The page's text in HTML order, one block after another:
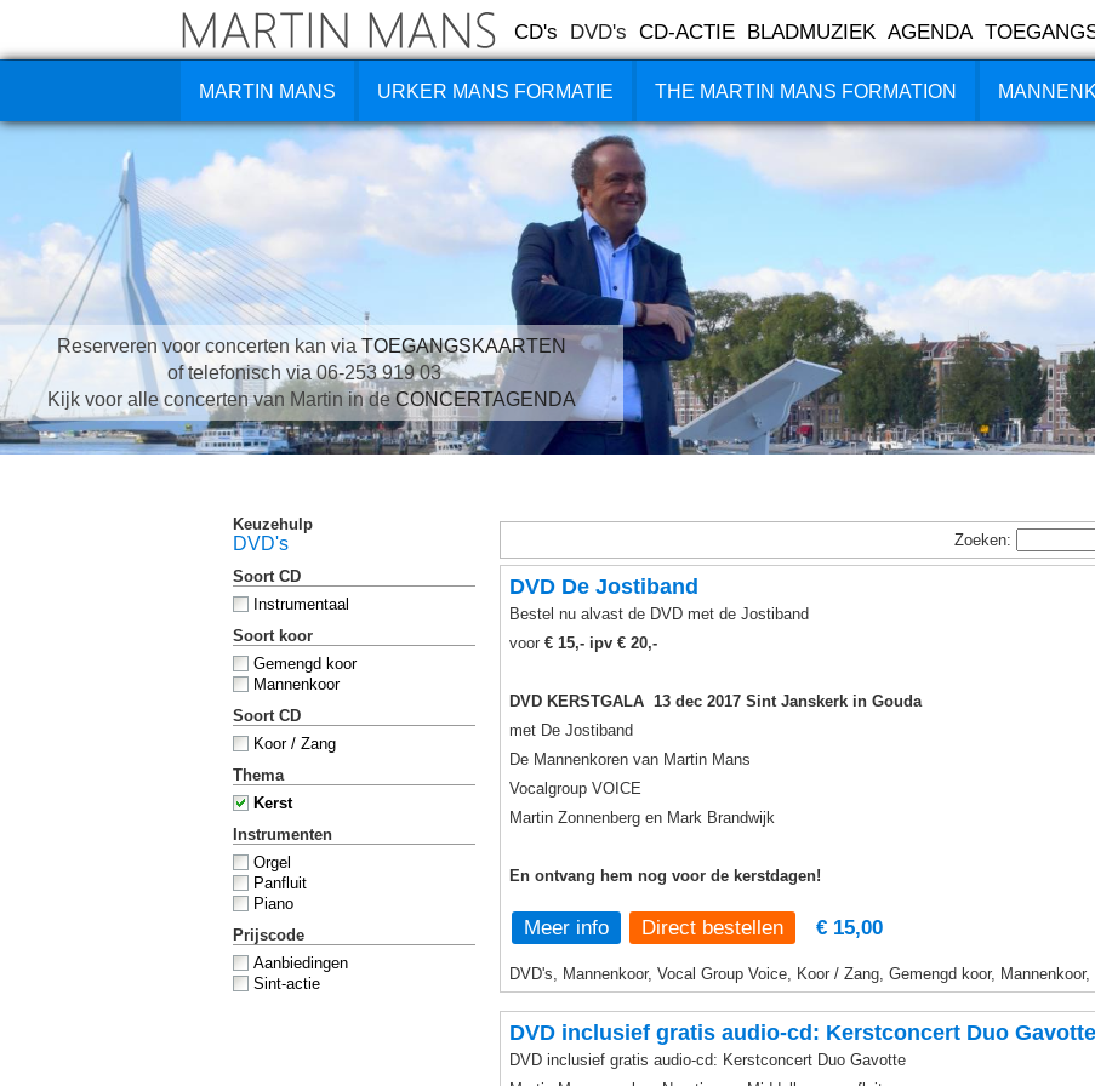
CD's DVD's CD-ACTIE BLADMUZIEK AGENDA
MARTIN MANS URKER MANS FORMATIE THE MARTIN MANS FORMATION
Reserveren voor concerten kan via TOEGANGSKAARTEN
of telefonisch via 06-253 919 03
Kijk voor alle concerten van Martin in deCONCERTAGENDA
Keuzehulp
DVD's
Soort CD
Instrumentaal
Soort koor
Gemengd koor
Mannenkoor
Soort CD
Koor / Zang
Thema
Kerst
Instrumenten
Orgel
Panfluit
Piano
Prijscode
Aanbiedingen
Sint-actie
Zoeken:
DVD De Jostiband
Bestel nu alvast de DVD met de Jostiband
voor € 15,- ipv € 20,-
DVD KERSTGALA 13 dec 2017 Sint Janskerk in Gouda
met De Jostiband
De Mannenkoren van Martin Mans
Vocalgroup VOICE
Martin Zonnenberg en Mark Brandwijk
En ontvang hem nog voor de kerstdagen!
Meer info € 15,00
DVD's, Mannenkoor, Vocal Group Voice, Koor / Zang, Gemengd koor,
DVD inclusief gratis audio-cd: Kerstconcert Duo Gavotte
DVD inclusief gratis audio-cd: Kerstconcert Duo Gavotte